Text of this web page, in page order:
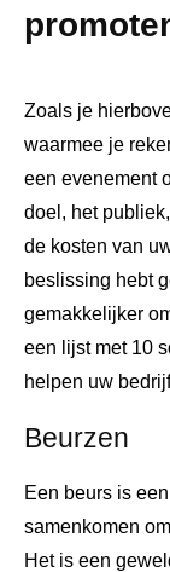
Zoals je
waarmee je
een evenement
doel, het
de kosten van
beslissing hebt
gemakkelijker
een lijst met 10
helpen uw
Beurzen
Een beurs is
samenkomen
Het is een